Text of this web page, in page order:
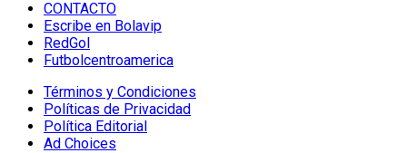
CONTACTO
Escribe en Bolavip
RedGol
Futbolcentroamerica
Términos y Condiciones
Políticas de Privacidad
Política Editorial
Ad Choices